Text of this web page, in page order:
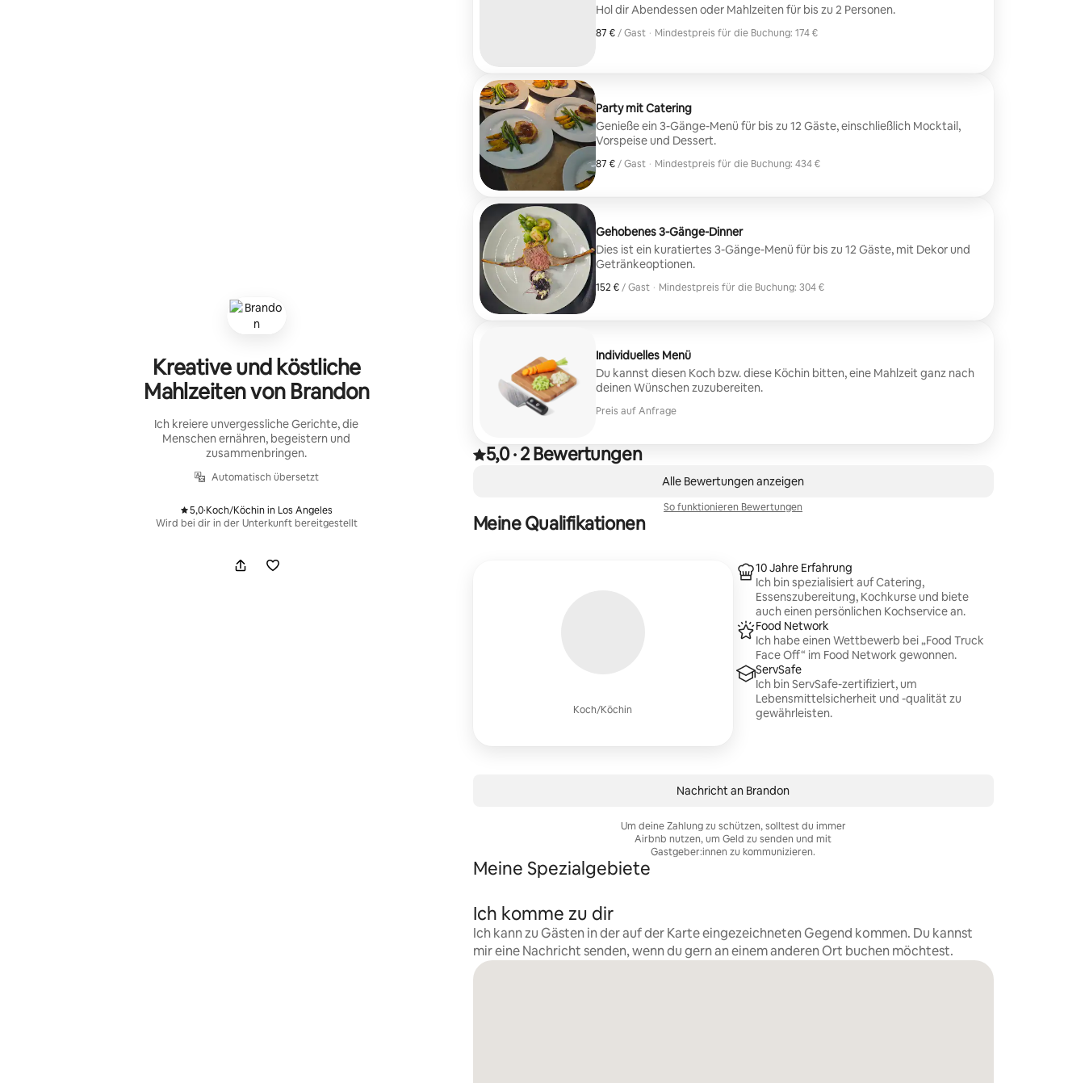
Kreative und köstliche
Mahlzeiten von Brandon
Ich kreiere unvergessliche Gerichte, die
Menschen ernähren, begeistern und
zusammenbringen.
Automatisch übersetzt
5,0
, ·Koch/Köchin in Los Angeles
Wird bei dir in der Unterkunft bereitgestellt
Hol dir Abendessen oder Mahlzeiten für bis zu 2 Personen.
87 € / Gast
87 € pro Gast
· Mindestpreis für die Buchung: 174 €
Party mit Catering
Genieße ein 3-Gänge-Menü für bis zu 12 Gäste, einschließlich Mocktail,
Vorspeise und Dessert.
87 € / Gast
87 € pro Gast
· Mindestpreis für die Buchung: 434 €
Gehobenes 3-Gänge-Dinner
Dies ist ein kuratiertes 3-Gänge-Menü für bis zu 12 Gäste, mit Dekor und
Getränkeoptionen.
152 € / Gast
152 € pro Gast
· Mindestpreis für die Buchung: 304 €
Individuelles Menü
Du kannst diesen Koch bzw. diese Köchin bitten, eine Mahlzeit ganz nach
deinen Wünschen zuzubereiten.
Preis auf Anfrage
Mit 5,0 von 5 Sternen bewertet, basierend auf 2 Bewertungen
5,0
, ·2 Bewertungen
Alle Bewertungen anzeigen
So funktionieren Bewertungen
Meine Qualifikationen
Koch/Köchin
10 Jahre Erfahrung
Ich bin spezialisiert auf Catering,
Essenszubereitung, Kochkurse und biete
auch einen persönlichen Kochservice an.
Food Network
Ich habe einen Wettbewerb bei „Food Truck
Face Off“ im Food Network gewonnen.
ServSafe
Ich bin ServSafe-zertifiziert, um
Lebensmittelsicherheit und -qualität zu
gewährleisten.
Nachricht an Brandon
Um deine Zahlung zu schützen, solltest du immer
Airbnb nutzen, um Geld zu senden und mit
Gastgeber:innen zu kommunizieren.
Meine Spezialgebiete
Ich komme zu dir
Ich kann zu Gästen in der auf der Karte eingezeichneten Gegend kommen. Du kannst
mir eine Nachricht senden, wenn du gern an einem anderen Ort buchen möchtest.